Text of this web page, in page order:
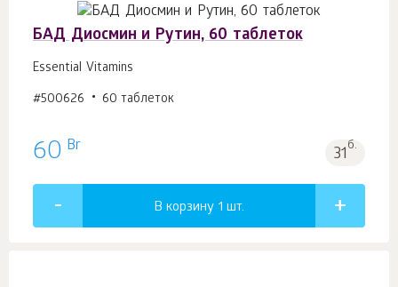
БАД Диосмин и Рутин, 60 таблеток
Essential Vitamins
#500626 60 таблеток
60 Br 31б.
В корзину 1 шт.